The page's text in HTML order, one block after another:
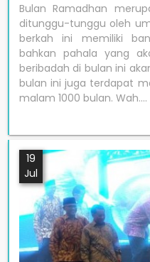
Bulan Ramadhan
ditunggu-tunggu oleh
berkah ini memiliki
bahkan pahala yang
beribadah di bulan ini
bulan ini juga terdapat
malam 1000 bulan. Wah....
19
Jul